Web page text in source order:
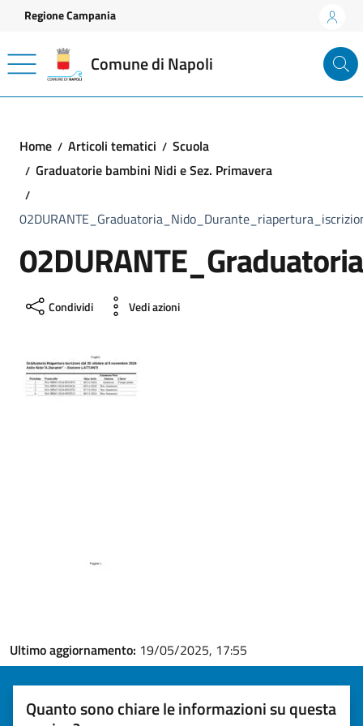
Vai ai contenuti
Vai al footer
Regione Campania
Comune di Napoli
Home Articoli tematici
Scuola
Graduatorie bambini Nidi e Sez. Primavera
Condividi Vedi azioni
Ultimo aggiornamento: 19/05/2025, 17:55
Quanto sono chiare le informazioni su questa